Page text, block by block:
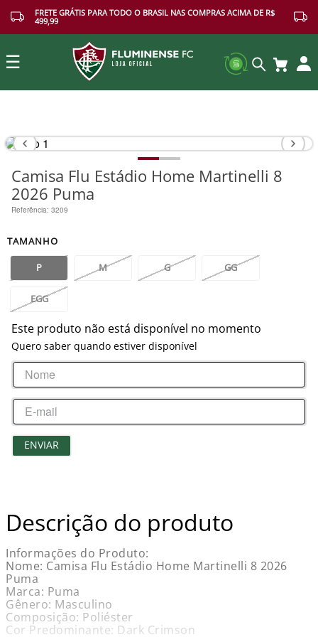
FRETE GRÁTIS PARA TODO O BRASIL NAS COMPRAS ACIMA DE R$
499,99
☰
Camisa Flu Estádio Home Martinelli 8
2026 Puma
Referência: 3209
TAMANHO
P M G GG
EGG
Este produto não está disponível no momento
Quero saber quando estiver disponível
ENVIAR
Descrição do produto
Informações do Produto:
Nome: Camisa Flu Estádio Home Martinelli 8 2026
Puma
Marca: Puma
Gênero: Masculino
Composição: Poliéster
Cor Predominante: Dark Crimson